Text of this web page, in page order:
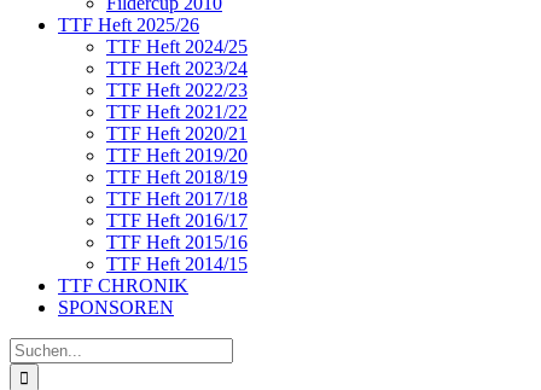
TTF Heft 2025/26
TTF Heft 2024/25
TTF Heft 2023/24
TTF Heft 2022/23
TTF Heft 2021/22
TTF Heft 2020/21
TTF Heft 2019/20
TTF Heft 2018/19
TTF Heft 2017/18
TTF Heft 2016/17
TTF Heft 2015/16
TTF Heft 2014/15
TTF CHRONIK
SPONSOREN
Suche
nach: